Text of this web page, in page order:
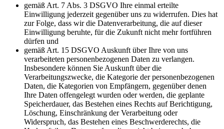
gemäß Art. 7 Abs. 3 DSGVO Ihre einmal erteilte
Einwilligung jederzeit gegenüber uns zu widerrufen. Dies hat
zur Folge, dass wir die Datenverarbeitung, die auf dieser
Einwilligung beruhte, für die Zukunft nicht mehr fortführen
dürfen und
gemäß Art. 15 DSGVO Auskunft über Ihre von uns
verarbeiteten personenbezogenen Daten zu verlangen.
Insbesondere können Sie Auskunft über die
Verarbeitungszwecke, die Kategorie der personenbezogenen
Daten, die Kategorien von Empfängern, gegenüber denen
Ihre Daten offengelegt wurden oder werden, die geplante
Speicherdauer, das Bestehen eines Rechts auf Berichtigung,
Löschung, Einschränkung der Verarbeitung oder
Widerspruch, das Bestehen eines Beschwerderechts, die